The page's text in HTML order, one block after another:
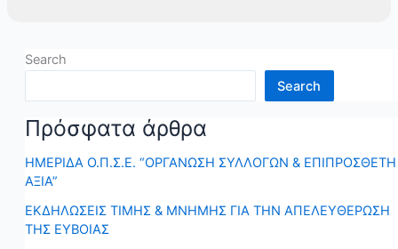
Search
Search
Πρόσφατα άρθρα
ΗΜΕΡΙΔΑ Ο.Π.Σ.Ε. “ΟΡΓΑΝΩΣΗ ΣΥΛΛΟΓΩΝ & ΕΠΙΠΡΟΣΘΕΤΗ
ΑΞΙΑ”
ΕΚΔΗΛΩΣΕΙΣ ΤΙΜΗΣ & ΜΝΗΜΗΣ ΓΙΑ ΤΗΝ ΑΠΕΛΕΥΘΕΡΩΣΗ
ΤΗΣ ΕΥΒΟΙΑΣ